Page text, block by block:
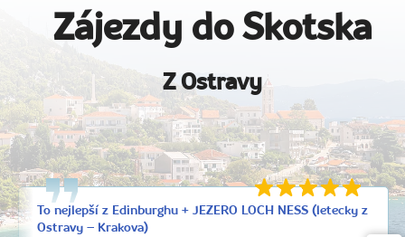
Zájezdy do Skotska
Z Ostravy
To nejlepší z Edinburghu + JEZERO LOCH NESS (letecky z
Ostravy – Krakova)